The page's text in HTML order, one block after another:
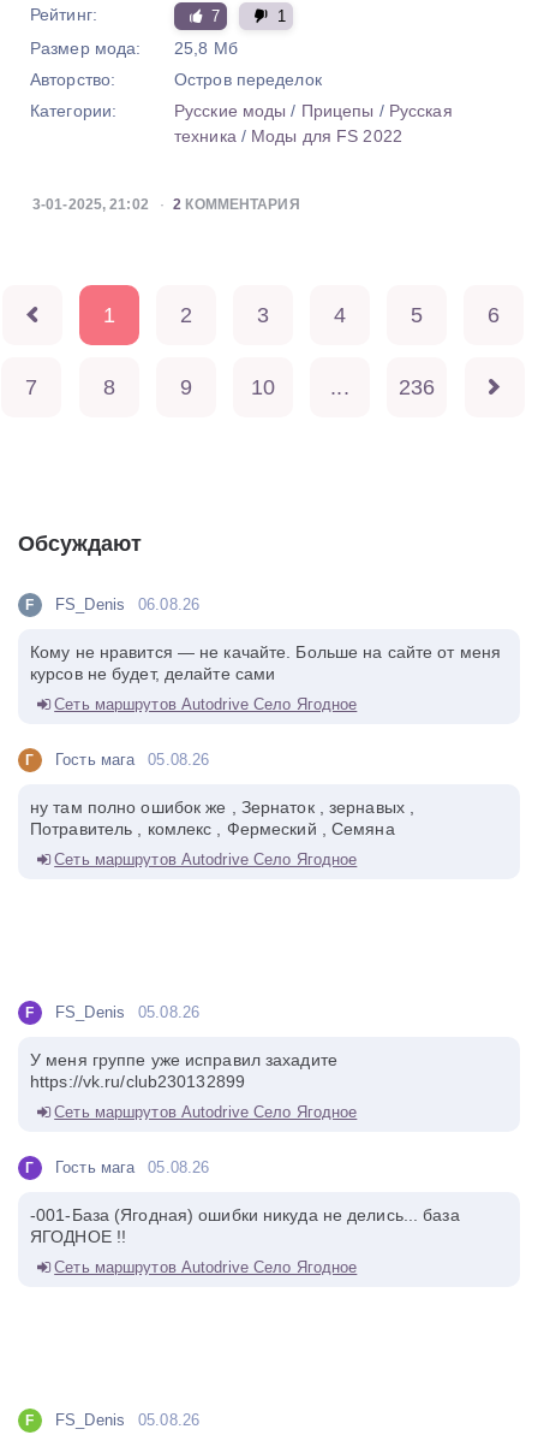
Рейтинг: 7 1
Размер мода:
25,8 Мб
Авторство:
Остров переделок
Категории:
Русские моды / Прицепы / Русская
техника/ Моды для FS 2022
3-01-2025, 21:02 2 КОММЕНТАРИЯ
1 2 3 4 5 6
7 8 9 10 ... 236
Обсуждают
F FS_Denis 06.08.26
Кому не нравится — не качайте. Больше на сайте от меня
курсов не будет, делайте сами
Сеть маршрутов Autodrive Село Ягодное
Г Гость мага 05.08.26
ну там полно ошибок же , Зернаток , зернавых ,
Потравитель , комлекс , Фермеский , Семяна
Сеть маршрутов Autodrive Село Ягодное
F FS_Denis 05.08.26
У меня группе уже исправил захадите
https://vk.ru/club230132899
Сеть маршрутов Autodrive Село Ягодное
Г Гость мага 05.08.26
-001-База (Ягодная) ошибки никуда не делись... база
ЯГОДНОЕ !!
Сеть маршрутов Autodrive Село Ягодное
F FS_Denis 05.08.26